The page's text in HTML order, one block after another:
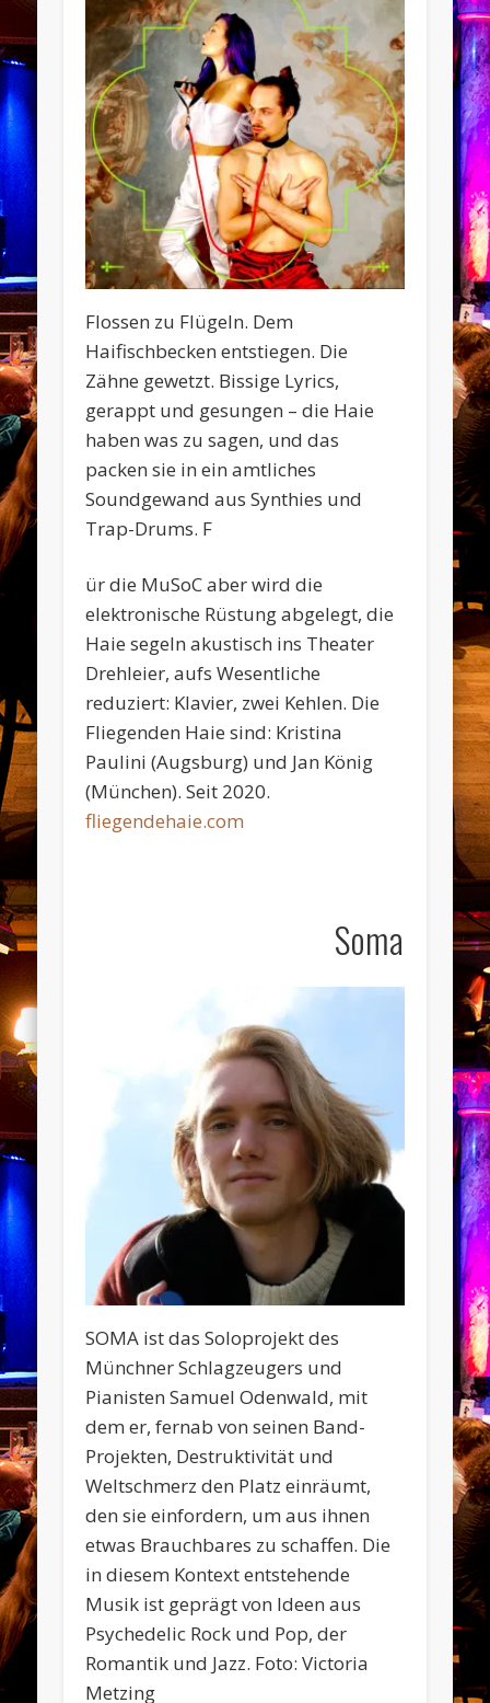
Flossen zu Flügeln. Dem
Haifischbecken entstiegen. Die
Zähne gewetzt. Bissige Lyrics,
gerappt und gesungen – die Haie
haben was zu sagen, und das
packen sie in ein amtliches
Soundgewand aus Synthies und
Trap-Drums. F
ür die MuSoC aber wird die
elektronische Rüstung abgelegt, die
Haie segeln akustisch ins Theater
Drehleier, aufs Wesentliche
reduziert: Klavier, zwei Kehlen. Die
Fliegenden Haie sind: Kristina
Paulini (Augsburg) und Jan König
(München). Seit 2020.
fliegendehaie.com
Soma
SOMA ist das Soloprojekt des
Münchner Schlagzeugers und
Pianisten Samuel Odenwald, mit
dem er, fernab von seinen Band-
Projekten, Destruktivität und
Weltschmerz den Platz einräumt,
den sie einfordern, um aus ihnen
etwas Brauchbares zu schaffen. Die
in diesem Kontext entstehende
Musik ist geprägt von Ideen aus
Psychedelic Rock und Pop, der
Romantik und Jazz. Foto: Victoria
Metzing